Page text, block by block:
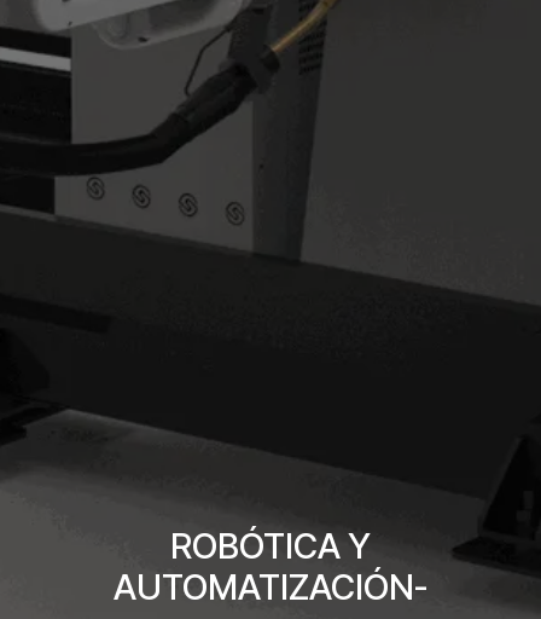
ROBÓTICA Y
AUTOMATIZACIÓN-